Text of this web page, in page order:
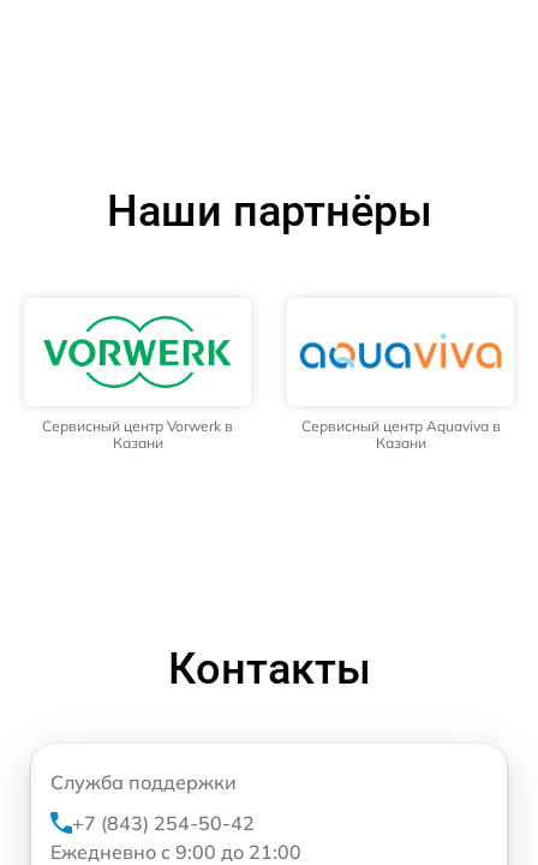
Наши партнёры
Сервисный центр Vorwerk в
Казани
Сервисный центр Aquaviva в
Казани
Контакты
Служба поддержки
+7 (843) 254-50-42
Ежедневно с 9:00 до 21:00